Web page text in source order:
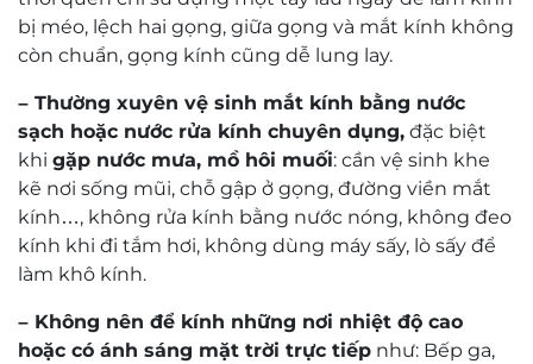
bị méo, lệch hai gọng, giữa gọng và mắt kính không
còn chuẩn, gọng kính cũng dễ lung lay.
– Thường xuyên vệ sinh mắt kính bằng nước
sạch hoặc nước rửa kính chuyên dụng, đặc biệt
khi gặp nước mưa, mồ hôi muối: cần vệ sinh khe
kẽ nơi sống mũi, chỗ gập ở gọng, đường viền mắt
kính…, không rửa kính bằng nước nóng, không đeo
kính khi đi tắm hơi, không dùng máy sấy, lò sấy để
làm khô kính.
– Không nên để kính những nơi nhiệt độ cao
hoặc có ánh sáng mặt trời trực tiếp như: Bếp ga,